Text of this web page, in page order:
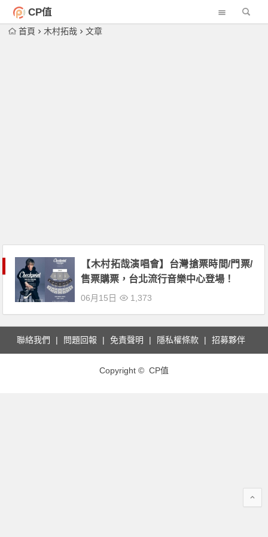
CP值
首頁 木村拓哉 文章
【木村拓哉演唱會】台灣搶票時間/門票/
售票購票，台北流行音樂中心登場！
06月15日 1,373
聯絡我們 問題回報 免責聲明 隱私權條款 招募夥伴
Copyright © CP值